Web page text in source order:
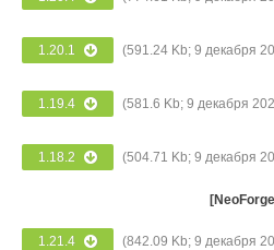
1.20.1 (591.24 Kb; 9 декабря
1.19.4 (581.6 Kb; 9 декабря
1.18.2 (504.71 Kb; 9 декабря
1.21.4 (842.09 Kb; 9 декабря